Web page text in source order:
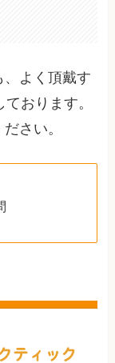
、よく頂戴す
おります。
さい。